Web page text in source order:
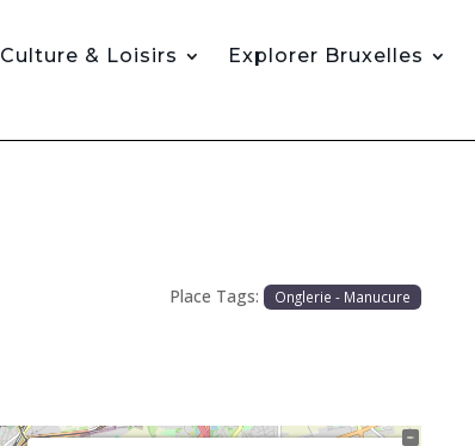
Culture & Loisirs Explorer Bruxelles
Place Tags: Onglerie - Manucure